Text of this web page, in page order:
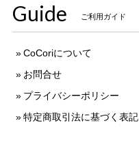
Guide ご利用ガイド
CoCoriについて
お問合せ
プライバシーポリシー
特定商取引法に基づく表記